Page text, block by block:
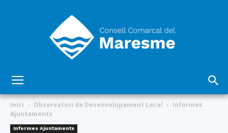
Inici Observatori de Desenvolupament Local
Informes
Ajuntaments
Informes Ajuntaments